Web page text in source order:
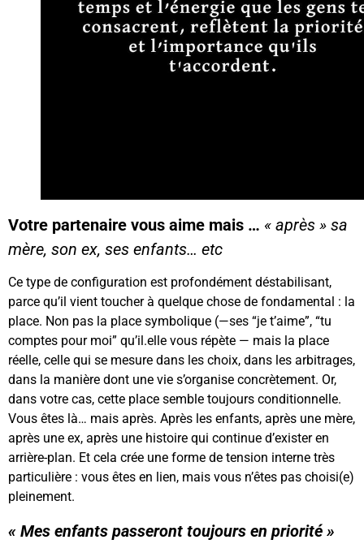
Votre partenaire vous aime mais … « après » sa
mère, son ex, ses enfants… etc
Ce type de configuration est profondément déstabilisant,
parce qu’il vient toucher à quelque chose de fondamental : la
place. Non pas la place symbolique (—ses “je t’aime”, “tu
comptes pour moi” qu’il.elle vous répète — mais la place
réelle, celle qui se mesure dans les choix, dans les arbitrages,
dans la manière dont une vie s’organise concrètement. Or,
dans votre cas, cette place semble toujours conditionnelle.
Vous êtes là… mais après. Après les enfants, après une mère,
après une ex, après une histoire qui continue d’exister en
arrière-plan. Et cela crée une forme de tension interne très
particulière : vous êtes en lien, mais vous n’êtes pas choisi(e)
pleinement.
« Mes enfants passeront toujours en priorité »